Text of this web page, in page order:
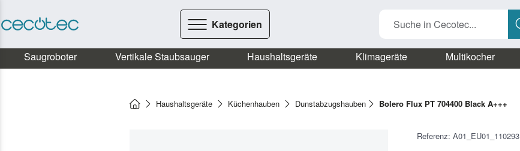
Kategorien Suche in Cecotec...
Saugroboter Vertikale Staubsauger Haushaltsgeräte Klimageräte Multikocher
Haushaltsgeräte Küchenhauben Dunstabzugshauben Bolero Flux PT 704400 Black A+++
Referenz: A01_EU01_110293